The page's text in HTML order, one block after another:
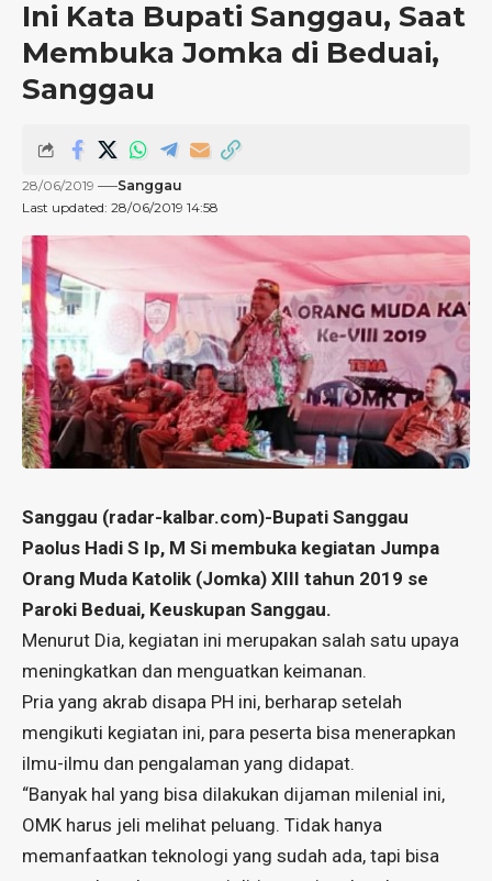
Ini Kata Bupati Sanggau, Saat
Membuka Jomka di Beduai,
Sanggau
Last updated: 28/06/2019 14:58
28/06/2019 Sanggau
Sanggau (radar-kalbar.com)-Bupati Sanggau
Paolus Hadi S Ip, M Si membuka kegiatan Jumpa
Orang Muda Katolik (Jomka) XIII tahun 2019 se
Paroki Beduai, Keuskupan Sanggau.
Menurut Dia, kegiatan ini merupakan salah satu upaya
meningkatkan dan menguatkan keimanan.
Pria yang akrab disapa PH ini, berharap setelah
mengikuti kegiatan ini, para peserta bisa menerapkan
ilmu-ilmu dan pengalaman yang didapat.
“Banyak hal yang bisa dilakukan dijaman milenial ini,
OMK harus jeli melihat peluang. Tidak hanya
memanfaatkan teknologi yang sudah ada, tapi bisa